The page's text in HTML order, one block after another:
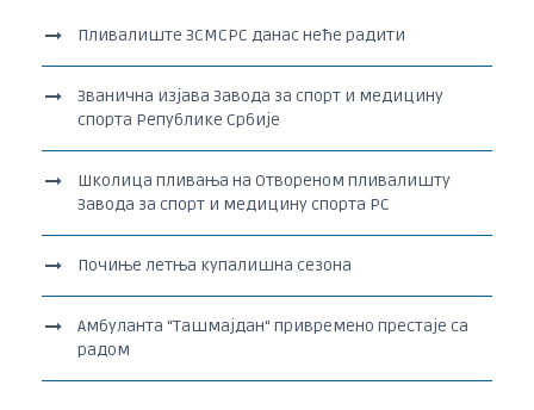
Пливалиште ЗСМСРС данас неће радити
Званична изјава Завода за спорт и медицину
спорта Републике Србије
Школица пливања на Отвореном пливалишту
Завода за спорт и медицину спорта РС
Почиње летња купалишна сезона
Амбуланта “Ташмајдан“ привремено престаје са
радом